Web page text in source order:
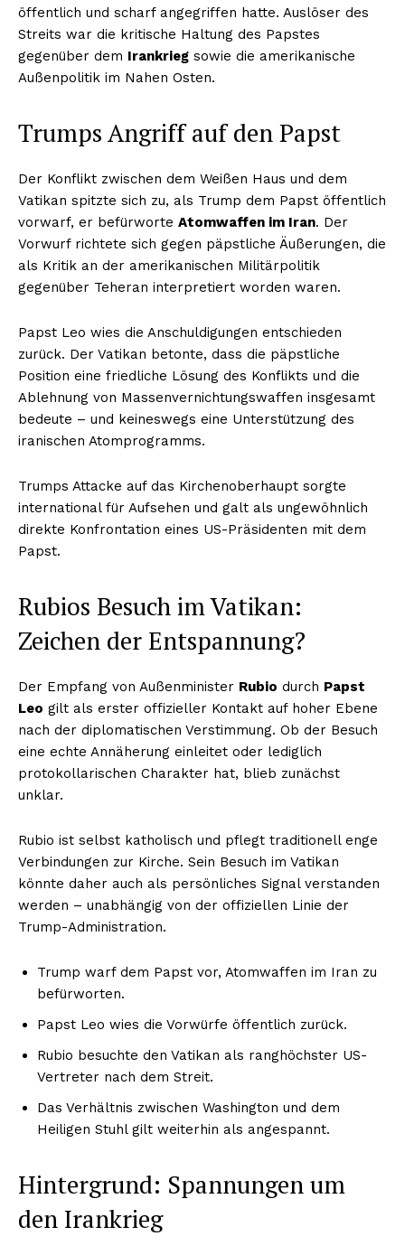
öffentlich und scharf angegriffen hatte. Auslöser des
Streits war die kritische Haltung des Papstes
gegenüber dem Irankrieg sowie die amerikanische
Außenpolitik im Nahen Osten.
Trumps Angriff auf den Papst
Der Konflikt zwischen dem Weißen Haus und dem
Vatikan spitzte sich zu, als Trump dem Papst öffentlich
vorwarf, er befürworte Atomwaffen im Iran. Der
Vorwurf richtete sich gegen päpstliche Äußerungen, die
als Kritik an der amerikanischen Militärpolitik
gegenüber Teheran interpretiert worden waren.
Papst Leo wies die Anschuldigungen entschieden
zurück. Der Vatikan betonte, dass die päpstliche
Position eine friedliche Lösung des Konflikts und die
Ablehnung von Massenvernichtungswaffen insgesamt
bedeute – und keineswegs eine Unterstützung des
iranischen Atomprogramms.
Trumps Attacke auf das Kirchenoberhaupt sorgte
international für Aufsehen und galt als ungewöhnlich
direkte Konfrontation eines US-Präsidenten mit dem
Papst.
Rubios Besuch im Vatikan:
Zeichen der Entspannung?
Der Empfang von Außenminister Rubio durch Papst
Leo gilt als erster offizieller Kontakt auf hoher Ebene
nach der diplomatischen Verstimmung. Ob der Besuch
eine echte Annäherung einleitet oder lediglich
protokollarischen Charakter hat, blieb zunächst
unklar.
Rubio ist selbst katholisch und pflegt traditionell enge
Verbindungen zur Kirche. Sein Besuch im Vatikan
könnte daher auch als persönliches Signal verstanden
werden – unabhängig von der offiziellen Linie der
Trump-Administration.
Trump warf dem Papst vor, Atomwaffen im Iran zu
befürworten.
Papst Leo wies die Vorwürfe öffentlich zurück.
Rubio besuchte den Vatikan als ranghöchster US-
Vertreter nach dem Streit.
Das Verhältnis zwischen Washington und dem
Heiligen Stuhl gilt weiterhin als angespannt.
Hintergrund: Spannungen um
den Irankrieg